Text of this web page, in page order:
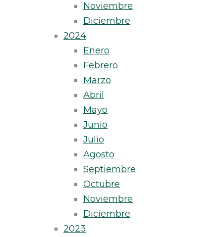
Noviembre
Diciembre
2024
Enero
Febrero
Marzo
Abril
Mayo
Junio
Julio
Agosto
Septiembre
Octubre
Noviembre
Diciembre
2023